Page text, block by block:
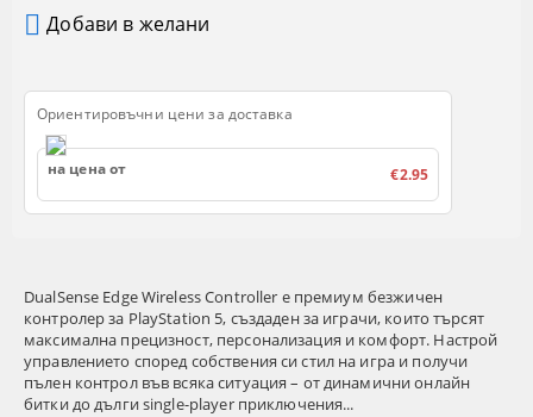
DualSense Edge Wireless Controller е премиум безжичен
контролер за PlayStation 5, създаден за играчи, които търсят
максимална прецизност, персонализация и комфорт. Настрой
управлението според собствения си стил на игра и получи
пълен контрол във всяка ситуация – от динамични онлайн
битки до дълги single-player приключения...
Добави в желани
Ориентировъчни цени за доставка
на цена от €2.95